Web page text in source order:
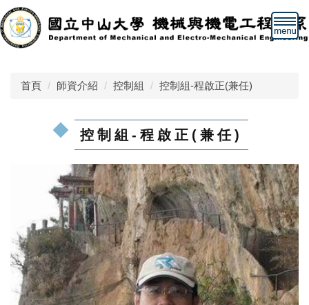
跳
到
主
首頁 師資介紹 控制組 控制組-程啟正(兼任)
控制組-程啟正(兼任)